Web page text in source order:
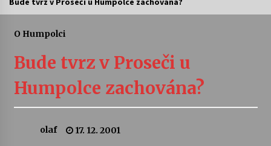
kapkou
Veselí muzikanti
O Humpolci
Bude tvrz v Proseči u
Humpolce zachována?
olaf 17. 12. 2001